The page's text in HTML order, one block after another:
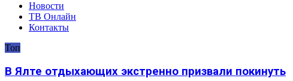
Новости
ТВ Онлайн
Контакты
Топ
В Ялте отдыхающих экстренно призвали покинуть